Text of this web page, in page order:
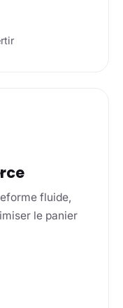
fluide,
le panier